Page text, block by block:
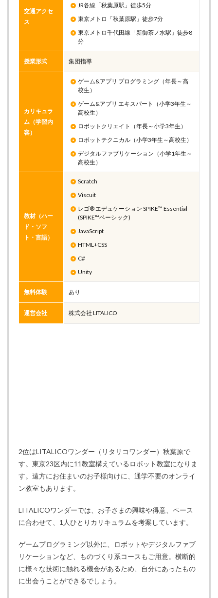
交通アクセ
ス
JR各線「秋葉原駅」徒歩5分
東京メトロ「秋葉原駅」徒歩7分
東京メトロ千代田線「新御茶ノ水駅」徒歩8
分
授業形式 集団指導
カリキュラ
ム（学習内
容）
ゲーム&アプリ プログラミング（年長～高
校生）
ゲーム&アプリ エキスパート（小学3年生～
高校生）
ロボットクリエイト（年長～小学3年生）
ロボットテクニカル（小学3年生～高校生）
デジタルファブリケーション（小学1年生～
高校生）
教材（ハー
ド・ソフ
ト・言語）
Scratch
Viscuit
レゴ® エデュケーション SPIKE™ Essential
(SPIKE™ベーシック)
JavaScript
HTML+CSS
C#
Unity
無料体験 あり
運営会社 株式会社 LITALICO
2位はLITALICOワンダー（リタリコワンダー）秋葉原で
す。東京23区内に11教室構えているロボット教室になりま
す。遠方にお住まいのお子様向けに、通学不要のオンライ
ン教室もあります。
LITALICOワンダーでは、お子さまの興味や得意、ペース
に合わせて、1人ひとりカリキュラムを考案しています。
ゲームプログラミング以外に、ロボットやデジタルファブ
リケーションなど、ものづくり系コースもご用意。横断的
に様々な技術に触れる機会があるため、自分にあったもの
に出会うことができるでしょう。